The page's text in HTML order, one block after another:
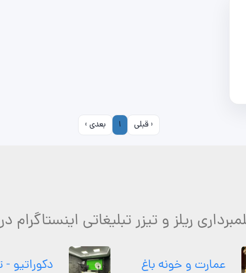
‹ قبلی 1 بعدی ›
ریلز و تیزر تبلیغاتی اینستاگرام
عمارت و خونه باغ
دکوراتیو -